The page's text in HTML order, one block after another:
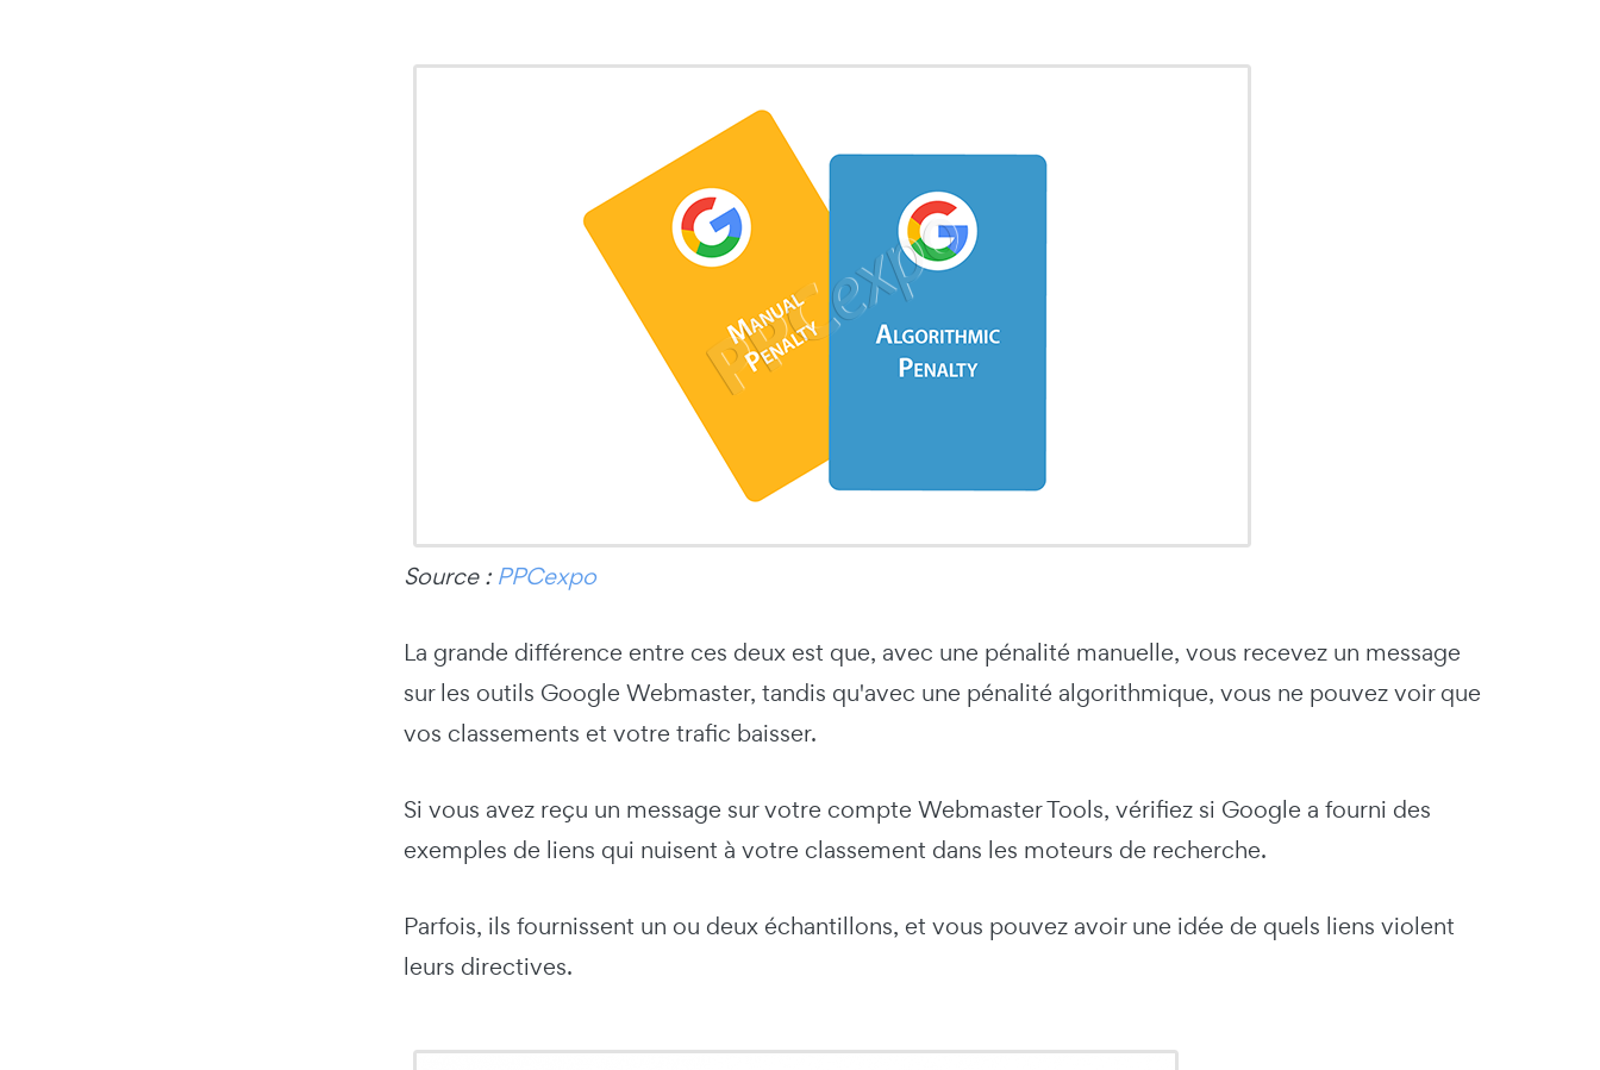
Source : PPCexpo
La grande différence entre ces deux est que, avec une pénalité manuelle, vous recevez un message
sur les outils Google Webmaster, tandis qu'avec une pénalité algorithmique, vous ne pouvez voir que
vos classements et votre trafic baisser.
Si vous avez reçu un message sur votre compte Webmaster Tools, vérifiez si Google a fourni des
exemples de liens qui nuisent à votre classement dans les moteurs de recherche.
Parfois, ils fournissent un ou deux échantillons, et vous pouvez avoir une idée de quels liens violent
leurs directives.